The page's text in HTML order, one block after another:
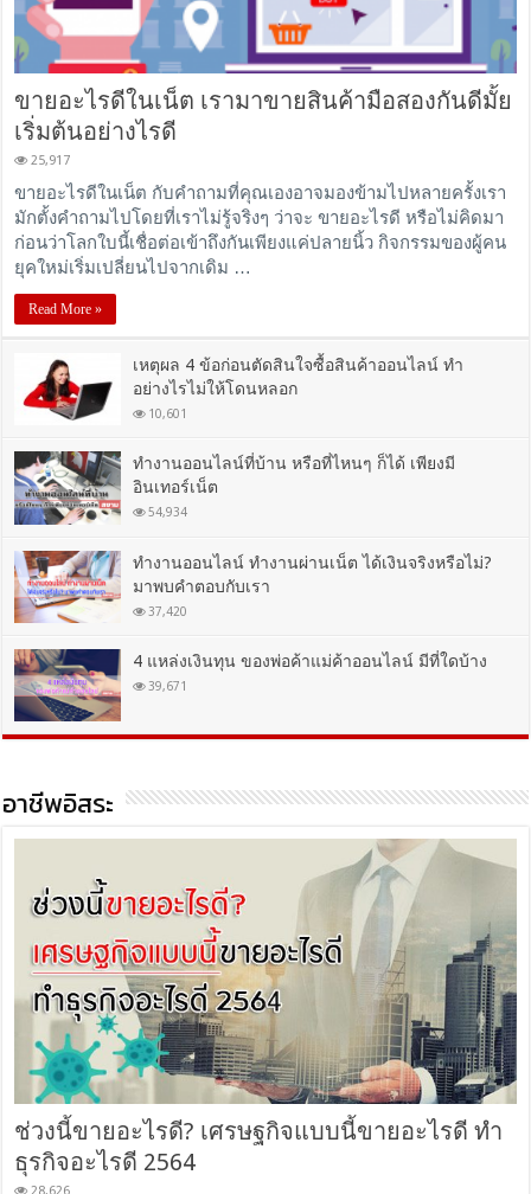
ขายอะไรดีในเน็ต เรามาขายสินค้ามือสองกันดีมั้ย
เริ่มต้นอย่างไรดี
25,917
ขายอะไรดีในเน็ต กับคำถามที่คุณเองอาจมองข้ามไปหลายครั้งเรา
มักตั้งคำถามไปโดยที่เราไม่รู้จริงๆ ว่าจะ ขายอะไรดี หรือไม่คิดมา
ก่อนว่าโลกใบนี้เชื่อต่อเข้าถึงกันเพียงแค่ปลายนิ้ว กิจกรรมของผู้คน
ยุคใหม่เริ่มเปลี่ยนไปจากเดิม …
Read More »
เหตุผล 4 ข้อก่อนตัดสินใจซื้อสินค้าออนไลน์ ทำ
อย่างไรไม่ให้โดนหลอก
10,601
ทำงานออนไลน์ที่บ้าน หรือที่ไหนๆ ก็ได้ เพียงมี
อินเทอร์เน็ต
54,934
ทำงานออนไลน์ ทำงานผ่านเน็ต ได้เงินจริงหรือไม่?
มาพบคำตอบกับเรา
37,420
4 แหล่งเงินทุน ของพ่อค้าแม่ค้าออนไลน์ มีที่ใดบ้าง
39,671
อาชีพอิสระ
ช่วงนี้ขายอะไรดี? เศรษฐกิจแบบนี้ขายอะไรดี ทำ
ธุรกิจอะไรดี 2564